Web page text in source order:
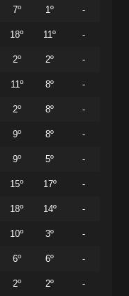
7º 1º -
18º 11º -
2º 2º -
11º 8º -
2º 8º -
9º 8º -
9º 5º -
15º 17º -
18º 14º -
10º 3º -
6º 6º -
2º 2º -